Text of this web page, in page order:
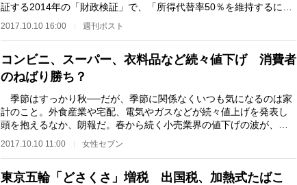
証する2014年の「財政検証」で、「所得代替率50％を維持するには
25.9％の保険料率が…
2017.10.10 16:00 週刊ポスト
コンビニ、スーパー、衣料品など続々値下げ 消費者
のねばり勝ち？
季節はすっかり秋──だが、季節に関係なくいつも気になるのは家
計のこと。外食産業や宅配、電気やガスなどが続々値上げを発表し
頭を抱えるなか、朗報だ。春から続く小売業界の値下げの波が、こ
の秋さらに“ビッグウ…
2017.10.10 11:00 女性セブン
東京五輪「どさくさ」増税 出国税、加熱式たばこ